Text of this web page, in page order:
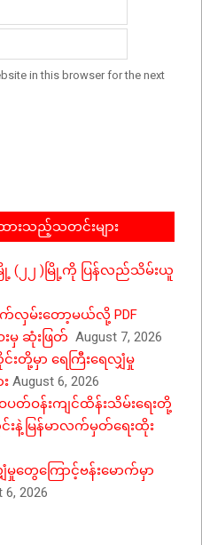
in this browser for the next
းသည့်သတင်းများ
(၂၂ )မြို့ကို ပြန်လည်သိမ်းယူ
လှမ်းတော့မယ်လို့ PDF
မှ ဆုံးဖြတ် August 7, 2026
တို့မှာ ရေကြီးရေလျှံမှု
August 6, 2026
တ်ဝန်းကျင်ထိန်းသိမ်းရေးတို့
းနဲ့မြန်မာလက်မှတ်ရေးထိုး
မှုတွေကြောင့်ဗန်းမောက်မှာ
6, 2026